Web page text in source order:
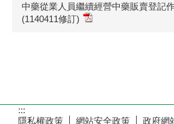
中藥從業人員繼續經營中藥販賣登記
(1140411修訂)
:::
隱私權政策
網站安全政策 政府網